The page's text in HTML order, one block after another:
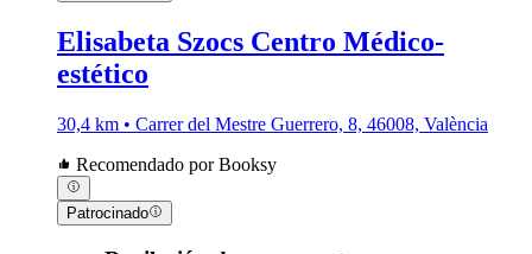
Elisabeta Szocs Centro Médico-
estético
30,4 km • Carrer del Mestre Guerrero, 8, 46008, València
Recomendado por Booksy
Patrocinado